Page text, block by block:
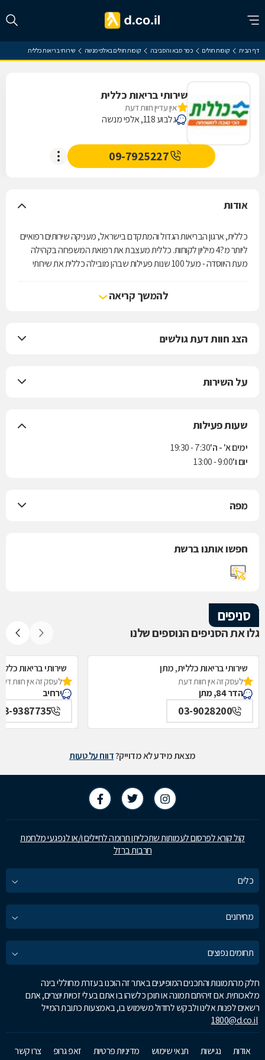
דף הבית קופות חולים כפר סבא והסביבה קופות חולים באלפי מנשה שירותי בריאות כללית
שירותי בריאות כללית
אין עדיין חוות דעת
גלבוע 118, אלפי מנשה
09-7925227
אודות
כללית, ארגון הבריאות הגדול והמתקדם בישראל, מעניקה שירותים רפואיים
ליותר מ?4 מיליון לקוחות. כללית מעצבת את רפואת המשפחה בקהילה
מעת היווסדה - מעל 100 שנות פעילות שבהן מובילה כללית את שירותי
להמשך קריאה
הצג חוות דעת גולשים
על השירות
שעות פעילות
ימים א' - ה'7:30 - 19:30
יום ו'9:00 - 13:00
מפה
חפשו אותנו ברשת
סניפים
גלו את הסניפים הנוספים שלנו
שירותי בריאות כללית, מתן
לעסק זה אין חוות דעת
הדר 84, מתן
03-9028200
שירותי בריאות
לעסק זה אין חוות
ירחיב
9387735
מצאת מידע לא מדוייק?דווח על טעות
קול קורא לפרסום לעמותות שתכליתן תרומה לחיילים ו/או לנפגעי מלחמת
חרבות ברזל
כלים
מחירונים
תחומים נפוצים
חלק מהתמונות והתכנים המופיעים באתר זה הוכנו בעזרת מחוללי בינה
מלאכותית. אם זיהיתם תמונה או תוכן כלשהו בו אתם בעלי זכויות יוצרים, אתם
רשאים לפנות אלינו ולבקש לחדול משימוש בו, באמצעות כתובת המייל
1800@d.co.il
אודות נגישות תנאי שימוש מדיניות פרטיות זאפ גרופ צרו קשר